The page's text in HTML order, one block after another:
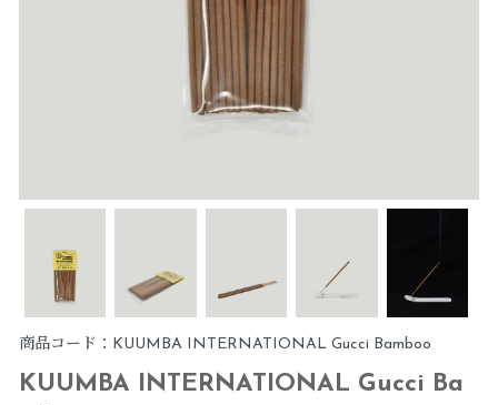
商品コード：KUUMBA INTERNATIONAL Gucci Bamboo
KUUMBA INTERNATIONAL Gucci Ba